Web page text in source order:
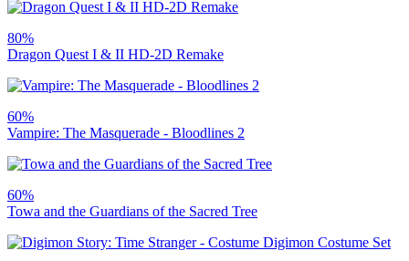
80%
Dragon Quest I & II HD-2D Remake
60%
Vampire: The Masquerade - Bloodlines 2
60%
Towa and the Guardians of the Sacred Tree